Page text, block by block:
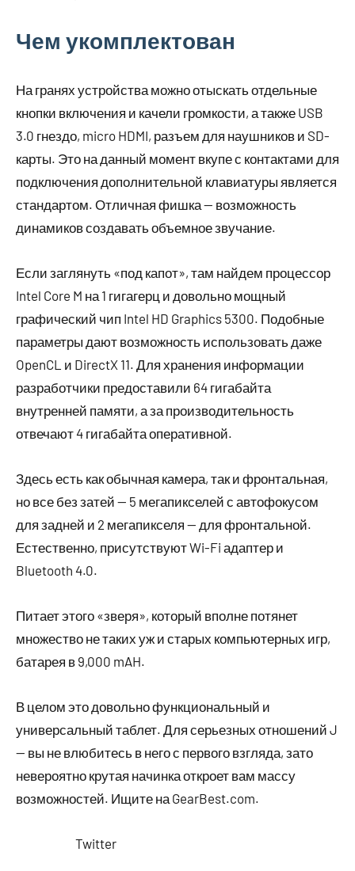
Чем укомплектован
На гранях устройства можно отыскать отдельные
кнопки включения и качели громкости, а также USB
3.0 гнездо, micro HDMI, разъем для наушников и SD-
карты. Это на данный момент вкупе с контактами для
подключения дополнительной клавиатуры является
стандартом. Отличная фишка — возможность
динамиков создавать объемное звучание.
Если заглянуть «под капот», там найдем процессор
Intel Core M на 1 гигагерц и довольно мощный
графический чип Intel HD Graphics 5300. Подобные
параметры дают возможность использовать даже
OpenCL и DirectX 11. Для хранения информации
разработчики предоставили 64 гигабайта
внутренней памяти, а за производительность
отвечают 4 гигабайта оперативной.
Здесь есть как обычная камера, так и фронтальная,
но все без затей — 5 мегапикселей с автофокусом
для задней и 2 мегапикселя — для фронтальной.
Естественно, присутствуют Wi-Fi адаптер и
Bluetooth 4.0.
Питает этого «зверя», который вполне потянет
множество не таких уж и старых компьютерных игр,
батарея в 9,000 mAH.
В целом это довольно функциональный и
универсальный таблет. Для серьезных отношений J
— вы не влюбитесь в него с первого взгляда, зато
невероятно крутая начинка откроет вам массу
возможностей. Ищите на GearBest.com.
Twitter